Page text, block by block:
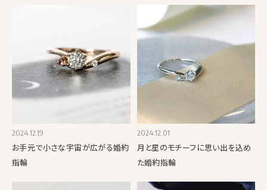
2024.12.19
お手元で小さな宇宙が広がる婚約
指輪
2024.12.01
月と星のモチーフに思い出を込め
た婚約指輪